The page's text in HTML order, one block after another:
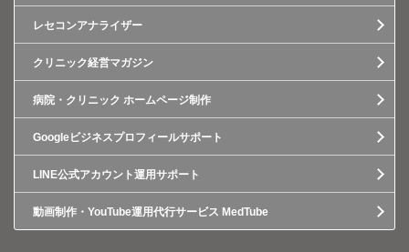
レセコンアナライザー
クリニック経営マガジン
病院・クリニック ホームページ制作
Googleビジネスプロフィールサポート
LINE公式アカウント運用サポート
動画制作・YouTube運用代行サービス MedTube